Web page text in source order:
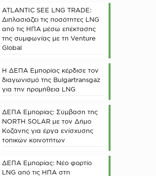
ATLANTIC SEE LNG TRADE:
Διπλασιάζει τις ποσότητες LNG
από τις ΗΠΑ μέσω επέκτασης
της συμφωνίας με τη Venture
Global
Η ΔΕΠΑ Εμπορίας κέρδισε τον
διαγωνισμό της Bulgartransgaz
για την προμήθεια LNG
ΔΕΠΑ Εμπορίας: Σύμβαση της
NORTH SOLAR με τον Δήμο
Κοζάνης για έργα ενίσχυσης
τοπικών κοινοτήτων
ΔΕΠΑ Εμπορίας: Νέο φορτίο
LNG από τις ΗΠΑ στη